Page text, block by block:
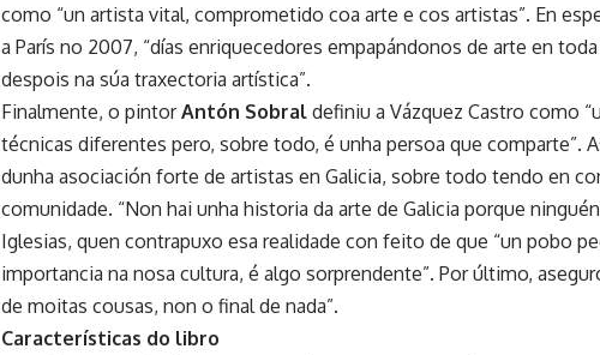
como “un artista vital, comprometido coa arte e cos artistas”. En
a París no 2007, “días enriquecedores empapándonos de arte en
despois na súa traxectoria artística”.
Finalmente, o pintorAntón Sobral definiu a Vázquez Castro como
técnicas diferentes pero, sobre todo, é unha persoa que comparte”.
dunha asociación forte de artistas en Galicia, sobre todo tendo en
comunidade. “Non hai unha historia da arte de Galicia porque
Iglesias, quen contrapuxo esa realidade con feito de que “un pobo
importancia na nosa cultura, é algo sorprendente”. Por último,
de moitas cousas, non o final de nada”.
Características do libro